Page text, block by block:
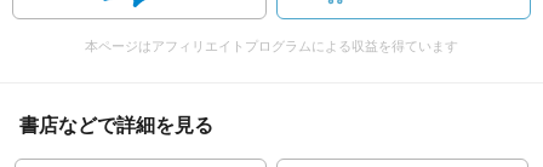
本ページはアフィリエイトプログラムによる収益を得ています
書店などで詳細を見る